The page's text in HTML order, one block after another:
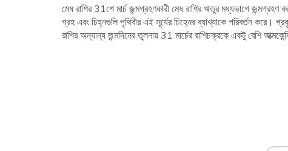
মেষ রাশির 31শে মার্চ জন্মগ্রহণকারী মেষ রাশির ঋতুর মধ্যভাগে
গ্রহ এবং চিহ্নগুলি পৃথিবীর এই সূর্যের চিহ্নের ব্যাখ্যাকে পরিবর্তন করে।
রাশির অন্যান্য জন্মদিনের তুলনায় 31 মার্চের রাশিচক্রকে একটু বেশি